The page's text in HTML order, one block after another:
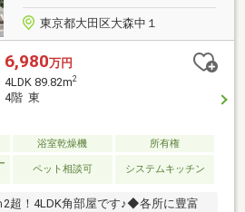
東京都大田区大森中１
6,980万円
4LDK 89.82m2
4階 東
浴室乾燥機
所有権
ペット相談可 システムキッチン
超！4LDK角部屋です♪◆各所に豊富